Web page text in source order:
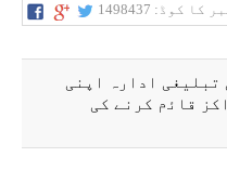
کا کوڈ: 1498437
تبليغی ادارہ اپنی
قاﺋم كرنے كی